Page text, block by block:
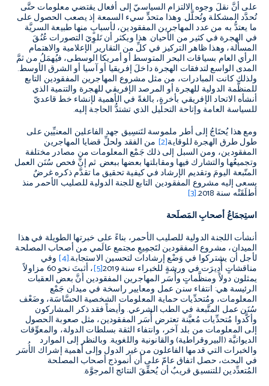
على أنَّ نقلَ وجوه الالتزام السياسيّ إلى أفعال يقتضي معلومات حتَّى
تُحدَّد المشكلة وتُحلَّل. وهذا متحدٍّ سيء السمعة إذ يصعب الحصول على
ما يعتدُّ به من عدد المهاجرين المفقودين، لأسبابٍ منها طبيعة السريَّة
في الهجرة في كثير من الأحيان. هذا ويكثر أن تَلوِيَ التصورات عُنُقَ
المسألة، وهذا ظاهر التركيز في كلِّ من التقارير الإعلامية والاهتمام
الرأي العام بسياقات البحر المتوسط أو أمريكا الوسطى، فيُهمَلُ من ثمَّ
المدى الواسع لتدفقات الهجرة داخلَ إفريقيا أو آسيا أو الشرق الأوسط.
ولذلك كانت المبادرات، من مثل مشروع المهاجرين المفقودين التابع
للمنظَّمة الدولية للهجرة أو المرصد الإفريقي للهجرة والتنمية الذي
أنشأه الاتحاد الإفريقي بأخرةٍ، بالغةً في الأهمية لإنشاء خط قاعديّ
للسياسة العامة وإتاحة التحليل الذي تشتدُّ الحاجة إليه.
ومع هذا يُحتَاجُ إلى أطر ملموسة لتَنسِيق جهد الفاعلين المعنيِّين على
طول طرق الهجرة للوقاية[2] من الفقد ولحلِّ قضايا المهاجرين
المفقودين، ومن السبل إلى ذلك جَمْع المعلومات من مصادر مختلفة
وتجميعُها والتشارك فيها ومقابلتها بعضها ببعض. ثم إنَّ فحص سُنَن العمل
المتّبعة اليومَ وتقديم الإرشاد في كيفية تحقيق ما تقدَّم ذكره غرضٌ
يسعى إليه مشروع المفقودين التابع للجنة الدولية للصليب الأحمر منذ
أطلَقَتْه سنة 2018.
[3]
استِجمَاعُ أصحابِ المَصلَحة
أنشأت اللجنة الدولية للصليب الأحمر، بناءً على خبرتها الطويلة في هذا
الميدان، مشروع المفقودين لتَجمِيعِ مجتمع عالَمي من أصحاب المصلحة
لأجل أن يشتركوا في وَضْع إرشادات لتحسين الاستجابة.[4] وفي
مناقشاتٍ أُدِيرَت في ورشةٍ للخبراء سنة 2019 [5] ، أثبتَ نحو 60 مزاولاً
يمثلون دولاً ومنظَّماتٍ وأُسَر المهاجرين المفقودين أنَّ بعض العقبات
الرئيسة هي: انتفاء سنن عمل ومعايير راسخة في ميدان جَمْع
المعلومات، ومُتحدِّيات حماية المعلومات الشخصية الحسَّاسَة، وضَعْف
سُنَن عمل المتَّبعة في الطب الشرعي. وأيضاً فقد ذكر المشاركون
وأكَّدوا مُتحدِّيات مُعيَّنة تعترض أُسَر المفقودين، مثل صعوبة الحصول
إلى المعلومات من بلد آخر، وانتفاء الثقة بسلطات الدولة، والمعوِّقات
الديوانيَّة (البيروقراطية) والقانونية واللغوية. وبالنظر إلى الموارد
والخبرات التي قدمها الفاعلون من غير الدول وإلى أهمية إشراك الأُسَر
في البحث، حصل اتفاق عامّ على أن أنموذج أصحاب المصلحة
المُتعدِّدين للتنسيق قريبٌ أن يُحقِّقَ النتائج المرجوَّة.